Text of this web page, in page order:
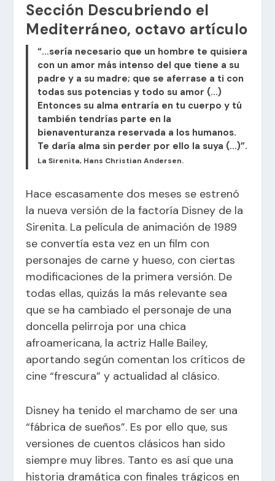
Sección Descubriendo el
Mediterráneo, octavo artículo
“…sería necesario que un hombre te quisiera
con un amor más intenso del que tiene a su
padre y a su madre; que se aferrase a ti con
todas sus potencias y todo su amor (…)
Entonces su alma entraría en tu cuerpo y tú
también tendrías parte en la
bienaventuranza reservada a los humanos.
Te daría alma sin perder por ello la suya (…)”.
La Sirenita, Hans Christian Andersen.
Hace escasamente dos meses se estrenó
la nueva versión de la factoría Disney de la
Sirenita. La película de animación de 1989
se convertía esta vez en un film con
personajes de carne y hueso, con ciertas
modificaciones de la primera versión. De
todas ellas, quizás la más relevante sea
que se ha cambiado el personaje de una
doncella pelirroja por una chica
afroamericana, la actriz Halle Bailey,
aportando según comentan los críticos de
cine “frescura” y actualidad al clásico.
Disney ha tenido el marchamo de ser una
“fábrica de sueños”. Es por ello que, sus
versiones de cuentos clásicos han sido
siempre muy libres. Tanto es así que una
historia dramática con finales trágicos en